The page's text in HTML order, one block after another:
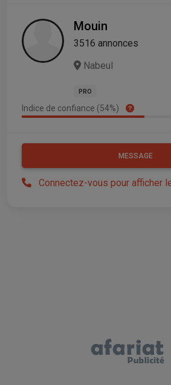
Mouin
3516 annonces
Nabeul
PRO
Indice de confiance (54%)
MESSAGE
Connectez-vous pour afficher